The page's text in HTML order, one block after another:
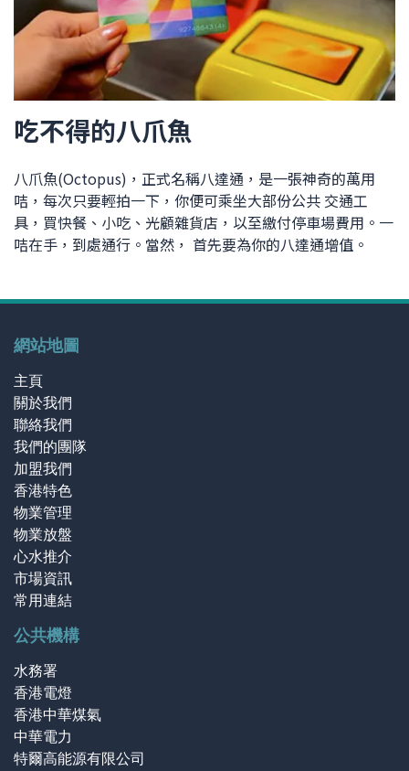
吃不得的八爪魚
八爪魚(Octopus)，正式名稱八達通，是一張神奇的萬用
咭，每次只要輕拍一下，你便可乘坐大部份公共 交通工
具，買快餐、小吃、光顧雜貨店，以至繳付停車場費用。一
咭在手，到處通行。當然， 首先要為你的八達通增值。
網站地圖
主頁
關於我們
聯絡我們
我們的團隊
加盟我們
香港特色
物業管理
物業放盤
心水推介
市場資訊
常用連結
公共機構
水務署
香港電燈
香港中華煤氣
中華電力
特爾高能源有限公司